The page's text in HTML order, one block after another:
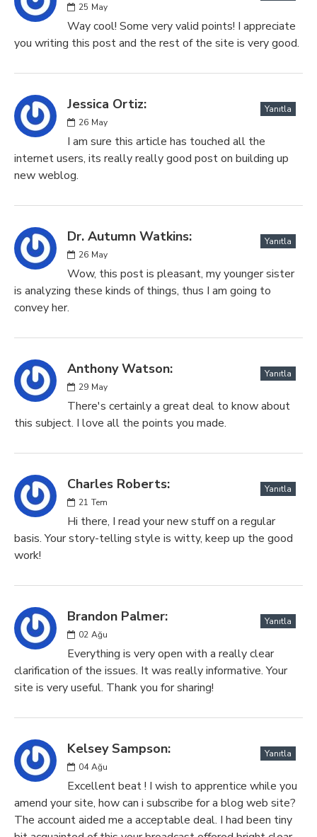
25 May
Way cool! Some very valid points! I appreciate
you writing this post and the rest of the site is very good.
Jessica Ortiz:
26 May
Yanıtla
I am sure this article has touched all the
internet users, its really really good post on building up
new weblog.
Dr. Autumn Watkins:
26 May
Yanıtla
Wow, this post is pleasant, my younger sister
is analyzing these kinds of things, thus I am going to
convey her.
Anthony Watson:
29 May
Yanıtla
There's certainly a great deal to know about
this subject. I love all the points you made.
Charles Roberts:
21 Tem
Yanıtla
Hi there, I read your new stuff on a regular
basis. Your story-telling style is witty, keep up the good
work!
Brandon Palmer:
02 Ağu
Yanıtla
Everything is very open with a really clear
clarification of the issues. It was really informative. Your
site is very useful. Thank you for sharing!
Kelsey Sampson:
04 Ağu
Yanıtla
Excellent beat ! I wish to apprentice while you
amend your site, how can i subscribe for a blog web site?
The account aided me a acceptable deal. I had been tiny